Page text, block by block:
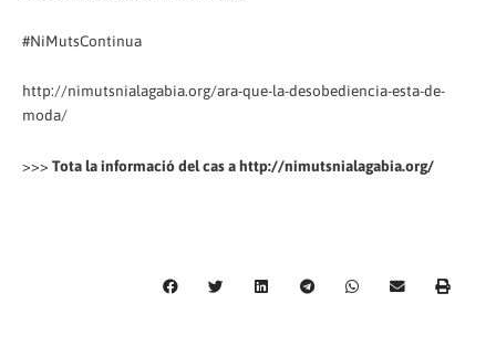
#NiMutsContinua
http://nimutsnialagabia.org/ara-que-la-desobediencia-esta-de-
moda/
>>> Tota la informació del cas a http://nimutsnialagabia.org/